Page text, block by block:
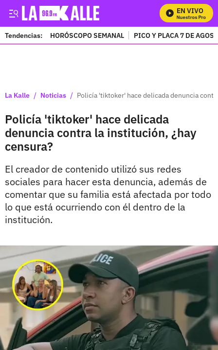
EN VIVO
Mira Todos Nuestros
Tendencias: HORÓSCOPO SEMANAL PICO Y PLACA 7 DE
La Kalle / Noticias / Policía 'tiktoker' hace delicada denuncia
Policía 'tiktoker' hace delicada
denuncia contra la institución, ¿hay
censura?
El creador de contenido utilizó sus redes
sociales para hacer esta denuncia, además de
comentar que su familia está afectada por todo
lo que está ocurriendo con él dentro de la
institución.